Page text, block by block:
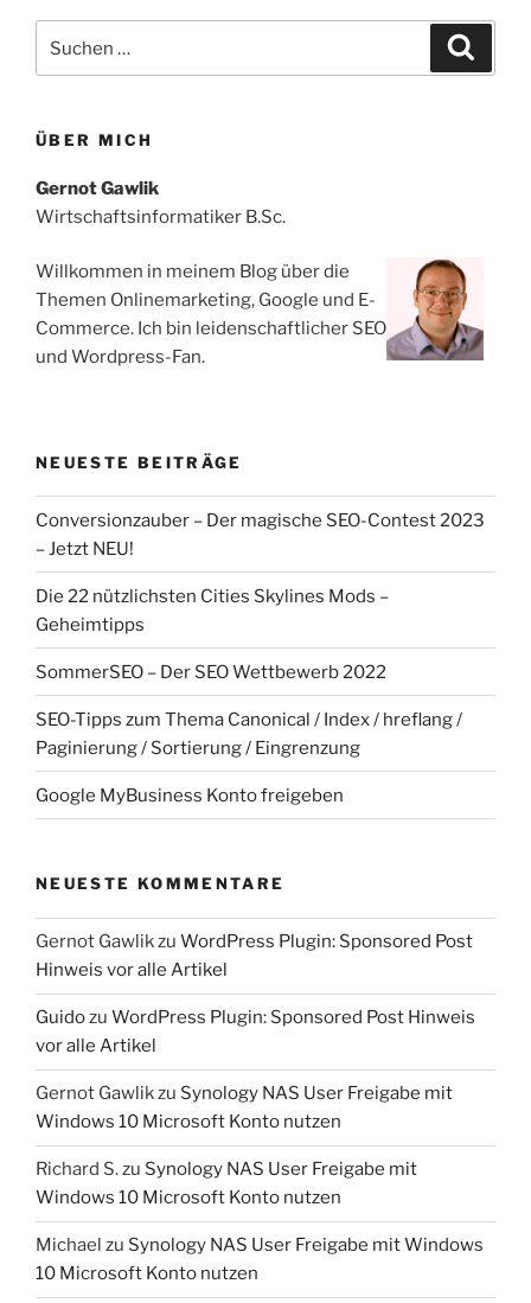
nach:
ÜBER MICH
Gernot Gawlik
Wirtschaftsinformatiker B.Sc.
Willkommen in meinem Blog über die
Themen Onlinemarketing, Google und E-
Commerce. Ich bin leidenschaftlicher SEO
und Wordpress-Fan.
NEUESTE BEITRÄGE
Conversionzauber – Der magische SEO-Contest 2023
– Jetzt NEU!
Die 22 nützlichsten Cities Skylines Mods –
Geheimtipps
SommerSEO – Der SEO Wettbewerb 2022
SEO-Tipps zum Thema Canonical / Index / hreflang /
Paginierung / Sortierung / Eingrenzung
Google MyBusiness Konto freigeben
NEUESTE KOMMENTARE
Gernot Gawlikzu WordPress Plugin: Sponsored Post
Hinweis vor alle Artikel
Guidozu WordPress Plugin: Sponsored Post Hinweis
vor alle Artikel
Gernot Gawlikzu Synology NAS User Freigabe mit
Windows 10 Microsoft Konto nutzen
Richard S.zu Synology NAS User Freigabe mit
Windows 10 Microsoft Konto nutzen
Michael zu Synology NAS User Freigabe mit Windows
10 Microsoft Konto nutzen